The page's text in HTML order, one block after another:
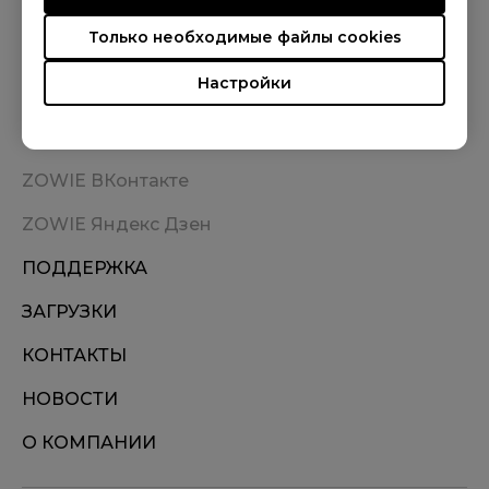
Настройки
Только необходимые файлы cookies
ГДЕ КУПИТЬ
ZOWIE ВКонтакте
ZOWIE Яндекс Дзен
ПОДДЕРЖКА
ЗАГРУЗКИ
КОНТАКТЫ
НОВОСТИ
О КОМПАНИИ